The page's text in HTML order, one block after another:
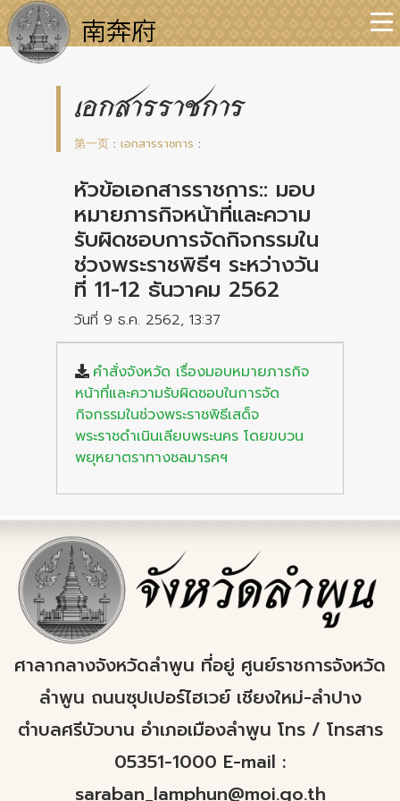
เอกสารราชการ
第一页 : เอกสารราชการ :
หัวข้อเอกสารราชการ:: มอบ
หมายภารกิจหน้าที่และความ
รับผิดชอบการจัดกิจกรรมใน
ช่วงพระราชพิธีฯ ระหว่างวัน
ที่ 11-12 ธันวาคม 2562
วันที่ 9 ธ.ค. 2562, 13:37
คำสั่งจังหวัด เรื่องมอบหมายภารกิจ
หน้าที่และความรับผิดชอบในการจัด
กิจกรรมในช่วงพระราชพิธีเสด็จ
พระราชดำเนินเลียบพระนคร โดยขบวน
พยุหยาตราทางชลมารคฯ
ศาลากลางจังหวัดลำพูน ที่อยู่ ศูนย์ราชการจังหวัด
ลำพูน ถนนซุปเปอร์ไฮเวย์ เชียงใหม่-ลำปาง
ตำบลศรีบัวบาน อำเภอเมืองลำพูน โทร / โทรสาร
05351-1000 E-mail :
saraban_lamphun@moi.go.th